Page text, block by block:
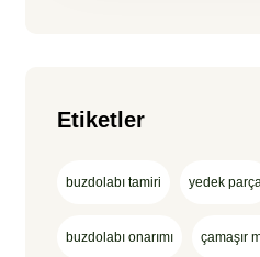
Etiketler
buzdolabı tamiri yedek
buzdolabı onarımı çamaşır